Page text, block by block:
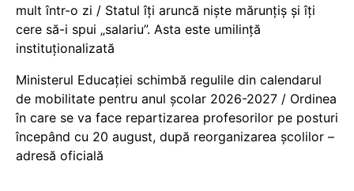
mult într-o zi / Statul îți aruncă niște mărunțiș și îți
cere să-i spui „salariu”. Asta este umilință
instituționalizată
Ministerul Educației schimbă regulile din calendarul
de mobilitate pentru anul școlar 2026-2027 / Ordinea
în care se va face repartizarea profesorilor pe posturi
începând cu 20 august, după reorganizarea școlilor –
adresă oficială